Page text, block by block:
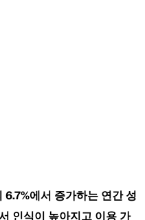
에서 증가하는 연간 성
인식이 높아지고 이용 가